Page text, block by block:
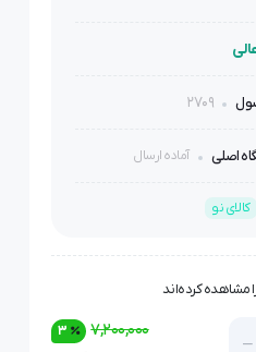
2709
اصلی آماده ارسال
کالای نو
را مشاهده کرده‌اند
7,200,000
3